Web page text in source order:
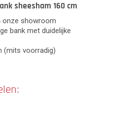
sheesham 160 cm
onze showroom
bank met duidelijke
(mits voorradig)